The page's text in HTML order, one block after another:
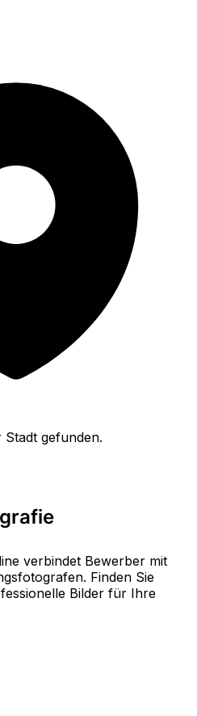
Stadt gefunden.
verbindet Bewerber mit
Finden Sie
Bilder für Ihre